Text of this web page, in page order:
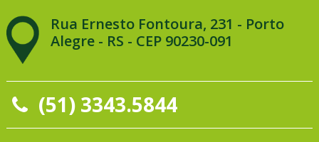
Rua Ernesto Fontoura, 231 - Porto
Alegre - RS - CEP 90230-091
(51) 3343.5844